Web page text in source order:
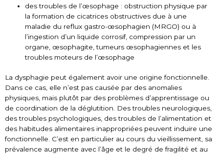
des troubles de l’œsophage : obstruction physique par
la formation de cicatrices obstructives due à une
maladie du reflux gastro-œsophagien (MRGO) ou à
l’ingestion d’un liquide corrosif, compression par un
organe, œsophagite, tumeurs œsophagiennes et les
troubles moteurs de l’œsophage
La dysphagie peut également avoir une origine fonctionnelle.
Dans ce cas, elle n’est pas causée par des anomalies
physiques, mais plutôt par des problèmes d’apprentissage ou
de coordination de la déglutition. Des troubles neurologiques,
des troubles psychologiques, des troubles de l’alimentation et
des habitudes alimentaires inappropriées peuvent induire une
fonctionnelle. C’est en particulier au cours du vieillissement, sa
prévalence augmente avec l’âge et le degré de fragilité et au